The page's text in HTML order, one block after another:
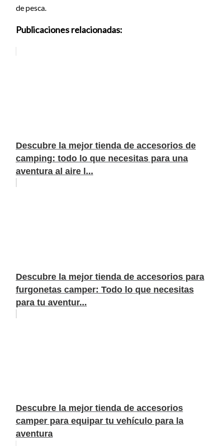
de pesca.
Publicaciones relacionadas:
Descubre la mejor tienda de accesorios de
camping: todo lo que necesitas para una
aventura al aire l...
Descubre la mejor tienda de accesorios para
furgonetas camper: Todo lo que necesitas
para tu aventur...
Descubre la mejor tienda de accesorios
camper para equipar tu vehículo para la
aventura